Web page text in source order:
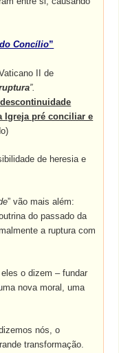
Concílio”
II de
”.
Igreja pré conciliar e
de heresia e
” vão mais além:
do passado da
a ruptura com
o dizem – fundar
nova moral, uma
nós, o
transformação.